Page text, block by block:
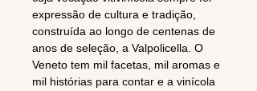
expressão de cultura e tradição,
construída ao longo de centenas de
anos de seleção, a Valpolicella. O
Veneto tem mil facetas, mil aromas e
mil histórias para contar e a vinícola